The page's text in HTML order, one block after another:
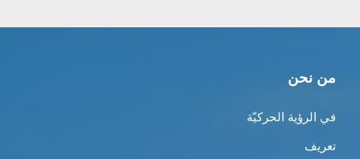
من نحن
في الرؤية الحركيّة
تعريف